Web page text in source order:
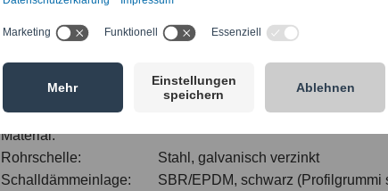
83 - 90 470 220 130
310
Material:
Rohrschelle:
Stahl, galvanisch verzinkt
Schalldämmeinlage:
SBR/EPDM, schwarz